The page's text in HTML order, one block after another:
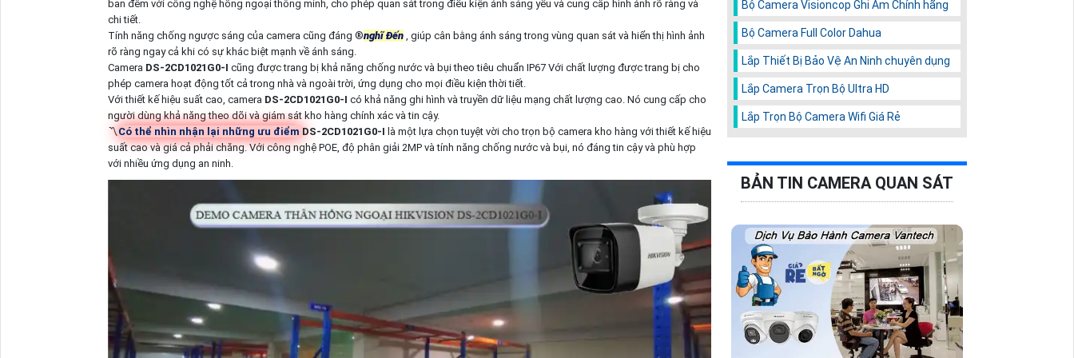
ban đêm với công nghệ hồng ngoại thông minh, cho phép quan sát trong điều kiện ánh sáng yếu và cung cấp hình ảnh rõ ràng và
chi tiết.
Tính năng chống ngược sáng của camera cũng đáng ®️nghĩ Đến, giúp cân bằng ánh sáng trong vùng quan sát và hiển thị hình ảnh
rõ ràng ngay cả khi có sự khác biệt mạnh về ánh sáng.
Camera DS-2CD1021G0-I cũng được trang bị khả năng chống nước và bụi theo tiêu chuẩn IP67 Với chất lượng được trang bị cho
phép camera hoạt động tốt cả trong nhà và ngoài trời, ứng dụng cho mọi điều kiện thời tiết.
Với thiết kế hiệu suất cao, camera DS-2CD1021G0-I có khả năng ghi hình và truyền dữ liệu mạng chất lượng cao. Nó cung cấp cho
người dùng khả năng theo dõi và giám sát kho hàng chính xác và tin cậy.
〽Có thể nhìn nhận lại những ưu điểm DS-2CD1021G0-I là một lựa chọn tuyệt vời cho trọn bộ camera kho hàng với thiết kế hiệu
suất cao và giá cả phải chăng. Với công nghệ POE, độ phân giải 2MP và tính năng chống nước và bụi, nó đáng tin cậy và phù hợp
với nhiều ứng dụng an ninh.
Bộ Camera Visioncop Ghi Âm Chính hãng
Bộ Camera Full Color Dahua
Lắp Thiết Bị Bảo Vệ An Ninh chuyên dụng
Lắp Camera Trọn Bộ Ultra HD
Lắp Trọn Bộ Camera Wifi Giá Rẻ
BẢN TIN CAMERA QUAN SÁT